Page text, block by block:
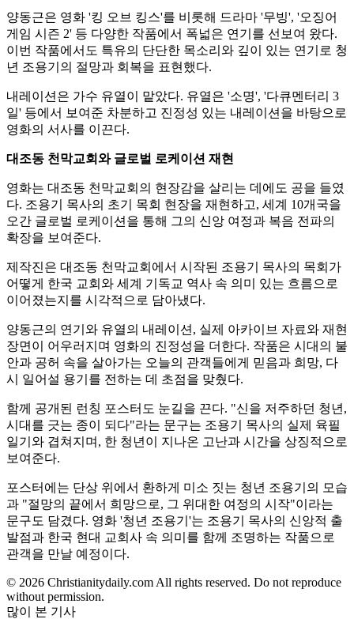
양동근은 영화 '킹 오브 킹스'를 비롯해 드라마 '무빙', '오징어
게임 시즌 2' 등 다양한 작품에서 폭넓은 연기를 선보여 왔다.
이번 작품에서도 특유의 단단한 목소리와 깊이 있는 연기로 청
년 조용기의 절망과 회복을 표현했다.
내레이션은 가수 유열이 맡았다. 유열은 '소명', '다큐멘터리 3
일' 등에서 보여준 차분하고 진정성 있는 내레이션을 바탕으로
영화의 서사를 이끈다.
대조동 천막교회와 글로벌 로케이션 재현
영화는 대조동 천막교회의 현장감을 살리는 데에도 공을 들였
다. 조용기 목사의 초기 목회 현장을 재현하고, 세계 10개국을
오간 글로벌 로케이션을 통해 그의 신앙 여정과 복음 전파의
확장을 보여준다.
제작진은 대조동 천막교회에서 시작된 조용기 목사의 목회가
어떻게 한국 교회와 세계 기독교 역사 속 의미 있는 흐름으로
이어졌는지를 시각적으로 담아냈다.
양동근의 연기와 유열의 내레이션, 실제 아카이브 자료와 재현
장면이 어우러지며 영화의 진정성을 더한다. 작품은 시대의 불
안과 공허 속을 살아가는 오늘의 관객들에게 믿음과 희망, 다
시 일어설 용기를 전하는 데 초점을 맞췄다.
함께 공개된 런칭 포스터도 눈길을 끈다. "신을 저주하던 청년,
시대를 긋는 종이 되다"라는 문구는 조용기 목사의 실제 육필
일기와 겹쳐지며, 한 청년이 지나온 고난과 시간을 상징적으로
보여준다.
포스터에는 단상 위에서 환하게 미소 짓는 청년 조용기의 모습
과 "절망의 끝에서 희망으로, 그 위대한 여정의 시작"이라는
문구도 담겼다. 영화 '청년 조용기'는 조용기 목사의 신앙적 출
발점과 한국 현대 교회사 속 의미를 함께 조명하는 작품으로
관객을 만날 예정이다.
© 2026 Christianitydaily.com All rights reserved. Do not reproduce
without permission.
많이 본 기사